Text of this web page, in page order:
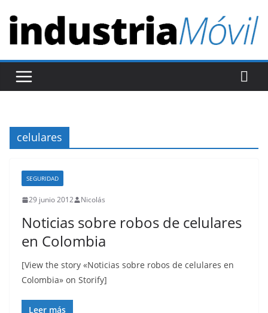
t
r
celulares
SEGURIDAD
29 junio 2012 Nicolás
Noticias sobre robos de celulares
en Colombia
[View the story «Noticias sobre robos de celulares en
Colombia» on Storify]
Leer más